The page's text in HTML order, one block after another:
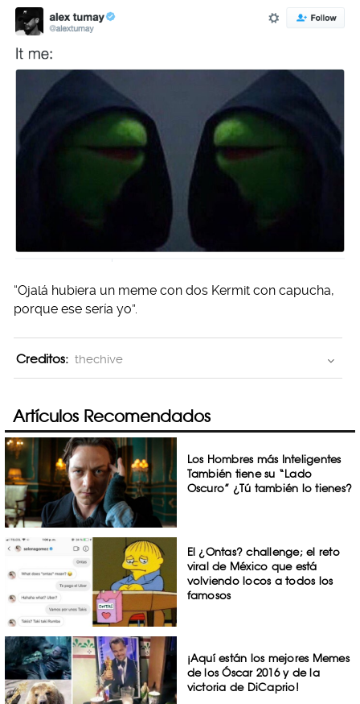
“Ojalá hubiera un meme con dos Kermit con capucha,
porque ese sería yo”.
Creditos: thechive
Artículos Recomendados
Los Hombres más Inteligentes
También tiene su “Lado
Oscuro” ¿Tú también lo tienes?
El ¿Ontas? challenge; el reto
viral de México que está
volviendo locos a todos los
famosos
¡Aquí están los mejores Memes
de los Óscar 2016 y de la
victoria de DiCaprio!